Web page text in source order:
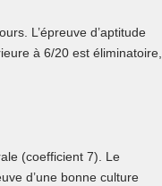
L’épreuve d’aptitude
à 6/20 est éliminatoire,
(coefficient 7). Le
d’une bonne culture